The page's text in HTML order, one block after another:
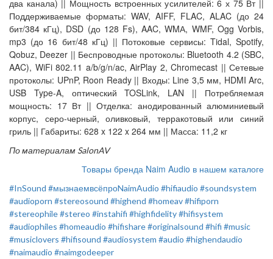
два канала) || Мощность встроенных усилителей: 6 х 75 Вт ||
Поддерживаемые форматы: WAV, AIFF, FLAC, ALAC (до 24
бит/384 кГц), DSD (до 128 Fs), AAC, WMА, WMF, Ogg Vorbis,
mp3 (до 16 бит/48 кГц) || Потоковые сервисы: Tidal, Spotify,
Qobuz, Deezer || Беспроводные протоколы: Bluetooth 4.2 (SBC,
AAC), WiFi 802.11 a/b/g/n/ac, AirPlay 2, Chromecast || Сетевые
протоколы: UPnP, Roon Ready || Входы: Line 3,5 мм, HDMI Arc,
USB Type-A, оптический TOSLink, LAN || Потребляемая
мощность: 17 Вт || Отделка: анодированный алюминиевый
корпус, серо-черный, оливковый, терракотовый или синий
гриль || Габариты: 628 x 122 x 264 мм || Масса: 11,2 кг
По материалам SalonAV
Товары бренда Naim Audio в нашем каталоге
#InSound #мызнаемвсёпроNaimAudio #hifiaudio #soundsystem
#audioporn #stereosound #highend #homeav#hifiporn
#stereophile#stereo #instahifi #highfidelity#hifisystem
#audiophiles #homeaudio #hifishare#originalsound #hifi #music
#musiclovers #hifisound #audiosystem #audio #highendaudio
#naimaudio #naimgodeeper